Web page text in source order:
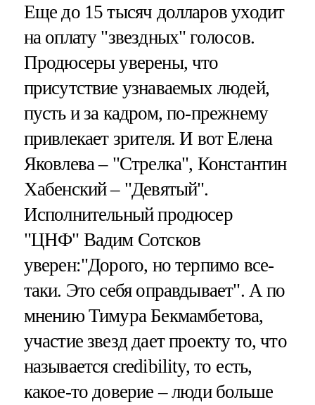
Еще до 15 тысяч долларов уходит
на оплату "звездных" голосов.
Продюсеры уверены, что
присутствие узнаваемых людей,
пусть и за кадром, по-прежнему
привлекает зрителя. И вот Елена
Яковлева – "Стрелка", Константин
Хабенский – "Девятый".
Исполнительный продюсер
"ЦНФ" Вадим Сотсков
уверен:"Дорого, но терпимо все-
таки. Это себя оправдывает". А по
мнению Тимура Бекмамбетова,
участие звезд дает проекту то, что
называется credibility, то есть,
какое-то доверие – люди больше